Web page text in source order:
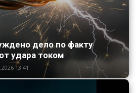
дело по факту
удара током
13:41